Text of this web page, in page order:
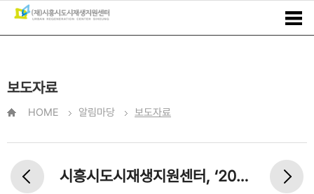
보도자료
HOME 알림마당 보도자료
시흥시도시재생지원센터, ‘2026 시흥시 정비사업 아카데미’ 개강